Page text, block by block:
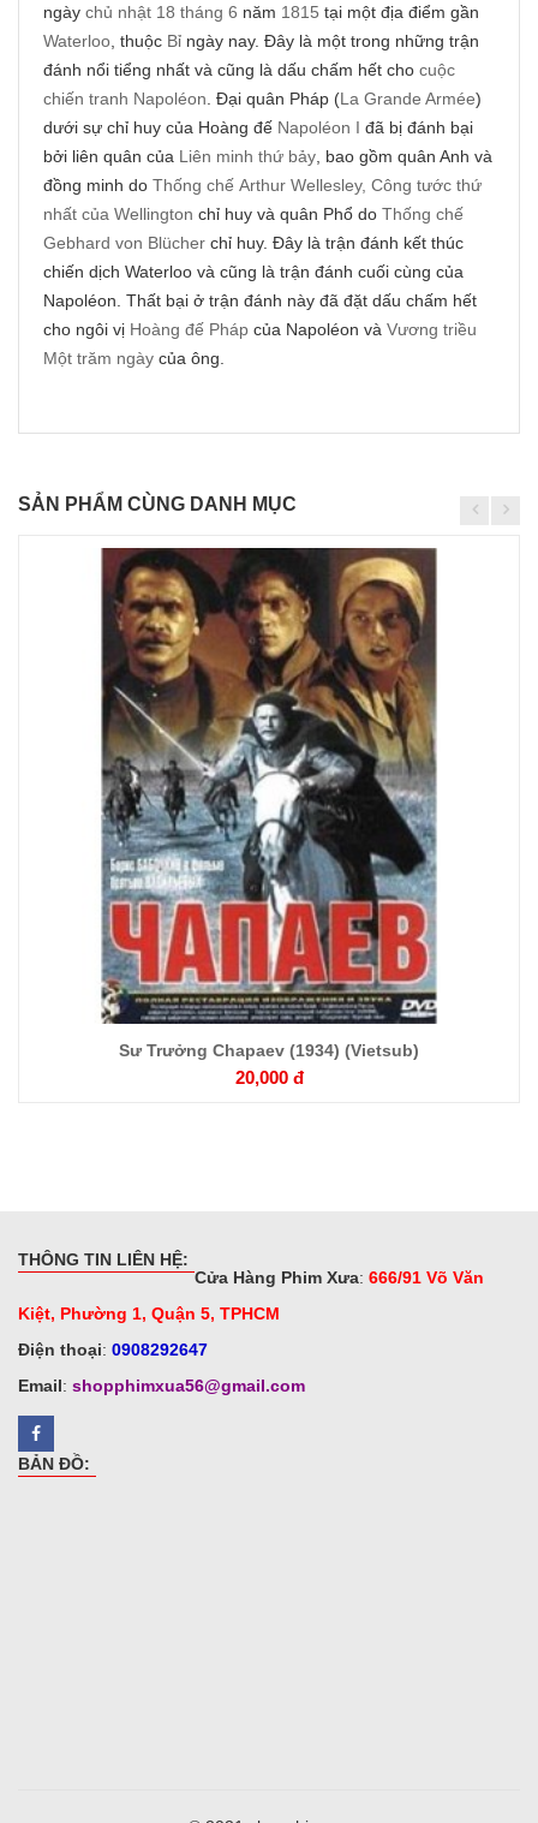
ngày chủ nhật 18 tháng 6 năm 1815 tại một địa điểm gần
Waterloo , thuộc Bỉ ngày nay. Đây là một trong những trận
đánh nổi tiểng nhất và cũng là dấu chấm hết cho cuộc
chiến tranh Napoléon . Đại quân Pháp (La Grande Armée)
dưới sự chỉ huy của Hoàng đế Napoléon I đã bị đánh bại
bởi liên quân của Liên minh thứ bảy , bao gồm quân Anh và
đồng minh do Thống chế Arthur Wellesley, Công tước thứ
nhất của Wellington chỉ huy và quân Phổ do Thống chế
Gebhard von Blücher chỉ huy. Đây là trận đánh kết thúc
chiến dịch Waterloo và cũng là trận đánh cuối cùng của
Napoléon. Thất bại ở trận đánh này đã đặt dấu chấm hết
cho ngôi vị Hoàng đế Pháp của Napoléon và Vương triều
Một trăm ngày của ông.
SẢN PHẨM CÙNG DANH MỤC
Chi
tiết
Sư Trưởng Chapaev (1934) (Vietsub)
20,000 đ
THÔNG TIN LIÊN HỆ:
Cửa Hàng Phim Xưa: 666/91 Võ Văn
Kiệt, Phường 1, Quận 5, TPHCM
Điện thoại: 0908292647
Email: shopphimxua56@gmail.com
BẢN ĐỒ: